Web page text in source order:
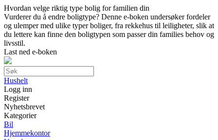
Hvordan velge riktig type bolig for familien din
Vurderer du å endre boligtype? Denne e-boken undersøker fordeler
og ulemper med ulike typer boliger, fra rekkehus til leiligheter, slik at
du lettere kan finne den boligtypen som passer din families behov og
livsstil.
Last ned e-boken
Hushelt
Logg inn
Register
Nyhetsbrevet
Kategorier
Bil
Hjemmekontor